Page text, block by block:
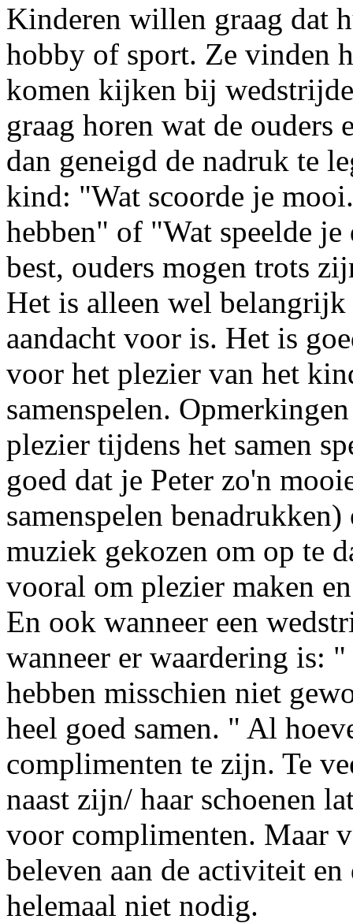
Kinderen willen graag dat
hobby of sport. Ze vinden
komen kijken bij
graag horen wat de
dan geneigd de nadruk te
kind: "Wat scoorde je
hebben" of "Wat speelde
best, ouders mogen trots
Het is alleen wel
aandacht voor is. Het is
voor het plezier van het
samenspelen.
plezier tijdens het samen
goed dat je Peter zo'n
samenspelen
muziek gekozen om op te
vooral om plezier maken
En ook wanneer een
wanneer er waardering is:
hebben misschien niet
heel goed samen. " Al
complimenten te zijn. Te
naast zijn/ haar schoenen
voor complimenten. Maar
beleven aan de activiteit
helemaal niet nodig.